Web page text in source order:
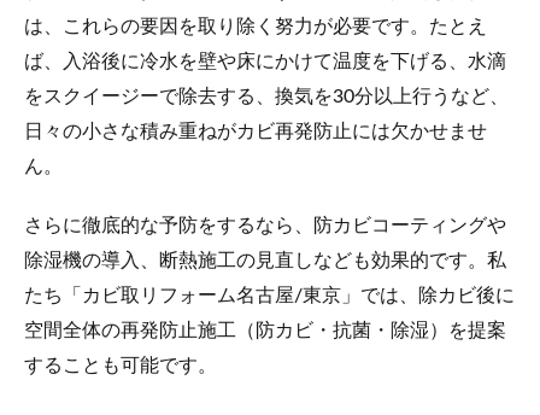
は、これらの要因を取り除く努力が必要です。たとえ
ば、入浴後に冷水を壁や床にかけて温度を下げる、水滴
をスクイージーで除去する、換気を30分以上行うなど、
日々の小さな積み重ねがカビ再発防止には欠かせませ
ん。
さらに徹底的な予防をするなら、防カビコーティングや
除湿機の導入、断熱施工の見直しなども効果的です。私
たち「カビ取リフォーム名古屋/東京」では、除カビ後に
空間全体の再発防止施工（防カビ・抗菌・除湿）を提案
することも可能です。